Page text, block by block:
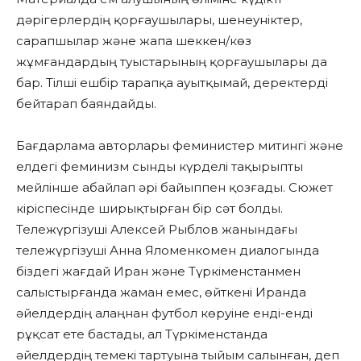
дәрігерлердің қорғаушылары, шенеуніктер,
сарапшылар және жапа шеккен/көз
жұмғандардың туыстарының қорғаушылары да
бар. Тілші ешбір тарапқа ауытқымай, деректерді
бейтарап баяндайды.
Бағдарлама авторлары феминистер митингі және
елдегі феминизм сынды күрделі тақырыпты
мейлінше абайлап әрі байыппен қозғады. Сюжет
кіріспесінде ширықтырған бір сәт болды.
Тележүргізуші Алексей Рыблов жанындағы
тележүргізуші Анна Яломенкомен диалогында
біздегі жағдай Иран және Түркіменстанмен
салыстырғанда жаман емес, өйткені Иранда
әйелдердің алаңнан футбол көруіне енді-енді
рұқсат ете бастады, ал Түркіменстанда
әйелдердің темекі тартуына тыйым салынған, деп